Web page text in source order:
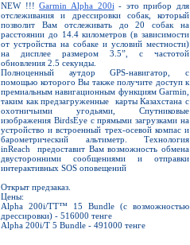
NEW !!!Garmin Alpha 200i - это прибор для
отслеживания и дрессировки собак, который
позволит Вам отслеживать до 20 собак на
расстоянии до 14.4 километров (в зависимости
от устройства на собаке и условий местности)
на дисплее размером 3.5”, с частотой
обновления 2.5 секунды.
Полноценный аутдор GPS-навигатор, с
помощью которого Вы также получите доступ к
премиальным навигационным функциям Garmin,
таким как предзагруженные карты Казахстана с
охотничьими угодьями, Спутниковые
изображения BirdsEye с прямыми загрузками на
устройство и встроенный трех-осевой компас и
барометрический альтиметр. Технология
inReach предоставит Вам возможность обмена
двусторонними сообщениями и отправки
интерактивных SOS оповещений
Открыт предзаказ.
Цены:
Alpha 200i/TT™ 15 Bundle (с возможностью
дрессировки) - 516000 тенге
Alpha 200i/T 5 Bundle - 491000 тенге